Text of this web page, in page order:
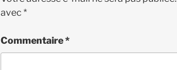
avec *
Commentaire*